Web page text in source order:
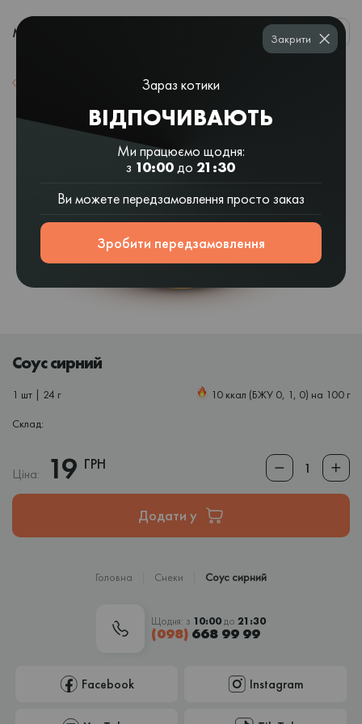
МЕНЮ 0
Соус сирний
1 шт | 24 г 10 ккал (БЖУ 0, 1, 0) на 100 г
Склад:
Ціна: 19 ГРН
Додати у
Головна Снеки Соус сирний
Щодня: з 10:00до 21:30
(098) 668 99 99
Facebook Instagram
Зараз котики
ВІДПОЧИВАЮТЬ
Ми працюємо щодня:
з 10:00до 21:30
Ви можете передзамовлення просто заказ
Зробити передзамовлення
Закрити